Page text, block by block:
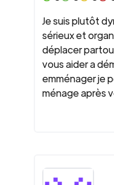
Je suis plutôt
sérieux et
déplacer
vous aider a
emménager je
ménage après